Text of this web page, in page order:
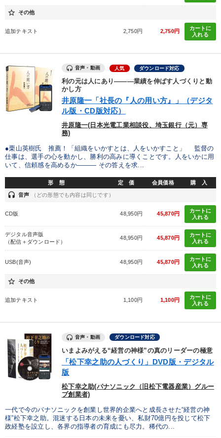
star_border その他
追加テキスト 2,750円 2,750円
カートに
入れる
音声・動画 人気 ダウンロード対応
利の元は人にあり―――業績を伸ばす人づくりと動
かし方
井原隆一「社長の『人の用い方』」（デジタ
ル版・CD版対応）
井原隆一(日本光電工業相談役、埼玉銀行（元）専
務)
●栗山英樹氏 推薦！「組織をいかすとは、人をいかすこと」 監督の
仕事は、選手の心を動かし、勝利の高みに導くことです。人をいかに用
いて、信頼感を高めるか――― その答えを求...
形 態 定 価 会員価格 購 入
headset 音声 （どの形態でも内容は同じです）
CD版 48,950円 45,870円
カートに
入れる
デジタル音声版
（配信＋ダウンロード）
48,950円 45,870円
カートに
入れる
USB(音声) 48,950円 45,870円
カートに
入れる
star_border その他
追加テキスト 1,100円 1,100円
カートに
入れる
音声・動画 ダウンロード対応
いまよみがえる“経営の神様”の真のリーダーの極意
「松下幸之助の人づくり」DVD版・デジタル
版
松下幸之助(パナソニック（旧松下電器産業）グルー
プ創業者)
一代で今のパナソニックを創業し世界的企業へと成長させた“経営の神
様”松下幸之助。混迷する日本の未来を憂い、私財70億円を投じて松下
政経塾を設立し、各界の指導者の育成にも尽力。稀代の...